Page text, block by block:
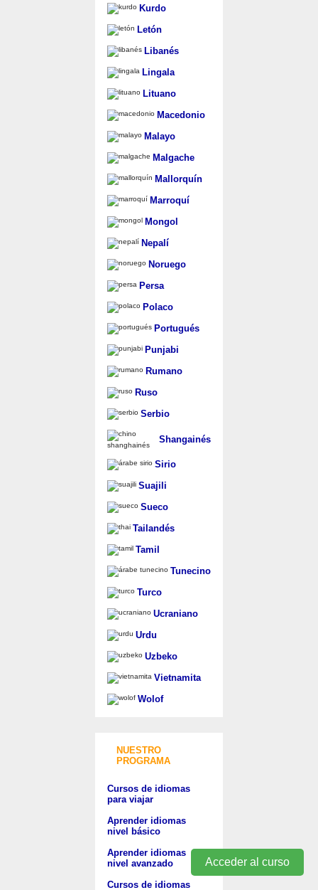
Acceder al curso
Kurdo
Letón
Libanés
Lingala
Lituano
Macedonio
Malayo
Malgache
Mallorquín
Marroquí
Mongol
Nepalí
Noruego
Persa
Polaco
Portugués
Punjabi
Rumano
Ruso
Serbio
Shangainés
Sirio
Suajili
Sueco
Tailandés
Tamil
Tunecino
Turco
Ucraniano
Urdu
Uzbeko
Vietnamita
Wolof
NUESTRO
PROGRAMA
Cursos de idiomas
para viajar
Aprender idiomas
nivel básico
Aprender idiomas
nivel avanzado
Cursos de idiomas